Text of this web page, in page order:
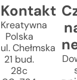
Kontakt
Kreatywna
Polska
ul. Chełmska
21 bud.
28c